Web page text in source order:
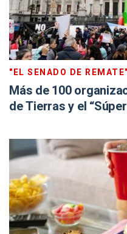
"EL SENADO DE REMATE"
Más de 100
de Tierras y el “Súper